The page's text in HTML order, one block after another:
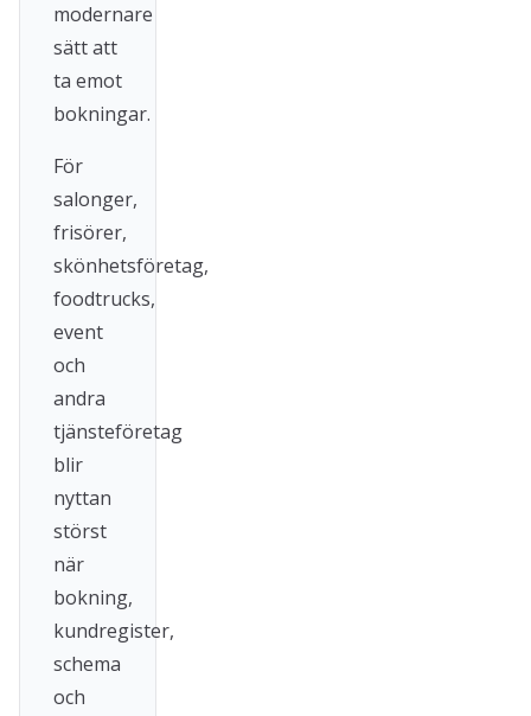
modernare
sätt att
ta emot
bokningar.
För
salonger,
frisörer,
skönhetsföretag,
foodtrucks,
event
och
andra
tjänsteföretag
blir
nyttan
störst
när
bokning,
kundregister,
schema
och